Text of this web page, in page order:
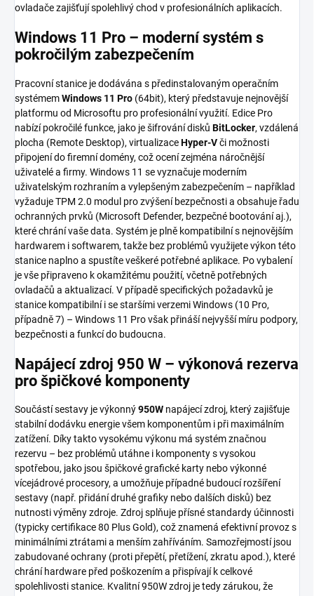
ovladače zajišťují spolehlivý chod v profesionálních aplikacích.
Windows 11 Pro – moderní systém s
pokročilým zabezpečením
Pracovní stanice je dodávána s předinstalovaným operačním
systémemWindows 11 Pro (64bit), který představuje nejnovější
platformu od Microsoftu pro profesionální využití. Edice Pro
nabízí pokročilé funkce, jako je šifrování disků BitLocker, vzdálená
plocha (Remote Desktop), virtualizaceHyper-Vči možnosti
připojení do firemní domény, což ocení zejména náročnější
uživatelé a firmy. Windows 11 se vyznačuje moderním
uživatelským rozhraním a vylepšeným zabezpečením – například
vyžaduje TPM 2.0 modul pro zvýšení bezpečnosti a obsahuje řadu
ochranných prvků (Microsoft Defender, bezpečné bootování aj.),
které chrání vaše data. Systém je plně kompatibilní s nejnovějším
hardwarem i softwarem, takže bez problémů využijete výkon této
stanice naplno a spustíte veškeré potřebné aplikace. Po vybalení
je vše připraveno k okamžitému použití, včetně potřebných
ovladačů a aktualizací. V případě specifických požadavků je
stanice kompatibilní i se staršími verzemi Windows (10 Pro,
případně 7) – Windows 11 Pro však přináší nejvyšší míru podpory,
bezpečnosti a funkcí do budoucna.
Napájecí zdroj 950 W – výkonová rezerva
pro špičkové komponenty
Součástí sestavy je výkonný950W napájecí zdroj, který zajišťuje
stabilní dodávku energie všem komponentům i při maximálním
zatížení. Díky takto vysokému výkonu má systém značnou
rezervu – bez problémů utáhne i komponenty s vysokou
spotřebou, jako jsou špičkové grafické karty nebo výkonné
vícejádrové procesory, a umožňuje případné budoucí rozšíření
sestavy (např. přidání druhé grafiky nebo dalších disků) bez
nutnosti výměny zdroje. Zdroj splňuje přísné standardy účinnosti
(typicky certifikace 80 Plus Gold), což znamená efektivní provoz s
minimálními ztrátami a menším zahříváním. Samozřejmostí jsou
zabudované ochrany (proti přepětí, přetížení, zkratu apod.), které
chrání hardware před poškozením a přispívají k celkové
spolehlivosti stanice. Kvalitní 950W zdroj je tedy zárukou, že